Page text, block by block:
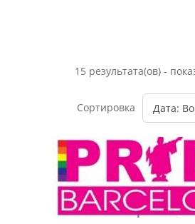
15 результата(ов) -
Сортировка